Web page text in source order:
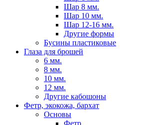
Шар 8 мм.
Шар 10 мм.
Шар 12-16 мм.
Другие формы
Бусины пластиковые
Глаза для брошей
6 мм.
8 мм.
10 мм.
12 мм.
Другие кабошоны
Фетр, экокожа, бархат
Основы
Фетр